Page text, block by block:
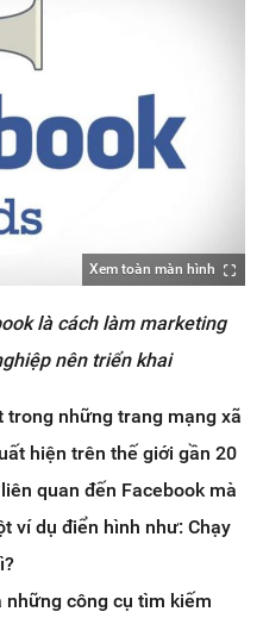
Xem toàn màn hình
là cách làm marketing
nên triển khai
trong những trang mạng xã
hiện trên thế giới gần 20
quan đến Facebook mà
ví dụ điển hình như: Chạy
công cụ tìm kiếm